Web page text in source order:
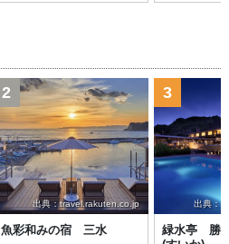
出典：travel.rakuten.co.jp
2
魚彩和みの宿 三水
出典：
3
緑水亭 勝